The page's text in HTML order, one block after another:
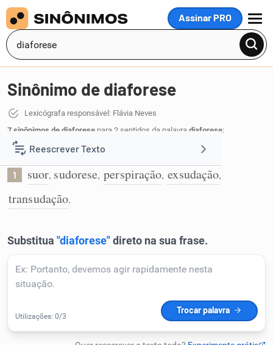
Assinar PRO
MENU
Reescrever Texto
Resumir Texto
Detector de IA
Humanizador de IA
Sinônimo de diaforese
Lexicógrafa responsável: Flávia Neves
7 sinônimos de diaforese para 2 sentidos da palavra diaforese:
Transpiração intensa:
1 suor, sudorese, perspiração, exsudação,
transudação.